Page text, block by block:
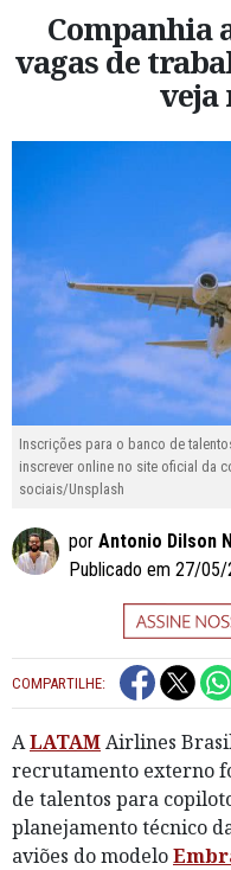
Companhia
vagas de
veja
Inscrições para o banco de
inscrever online no site oficial da
sociais/Unsplash
por Antonio Dilson
Publicado em 27/05/
COMPARTILHE:
ALATAMAirlines
recrutamento externo
de talentos para
planejamento técnico
aviões do modelo